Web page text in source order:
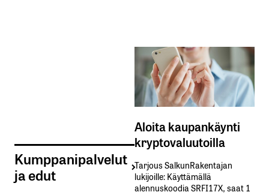
Kumppanipalvelut
ja edut
Aloita kaupankäynti
kryptovaluutoilla
Tarjous SalkunRakentajan
lukijoille: Käyttämällä​ ​
alennuskoodia​ ​SRFI17X,​ ​saat​ ​1